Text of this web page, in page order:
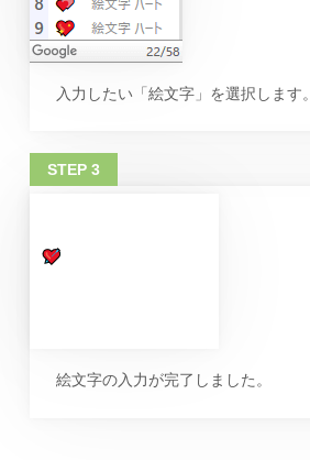
入力したい「絵文字」を選択します。
絵文字の入力が完了しました。